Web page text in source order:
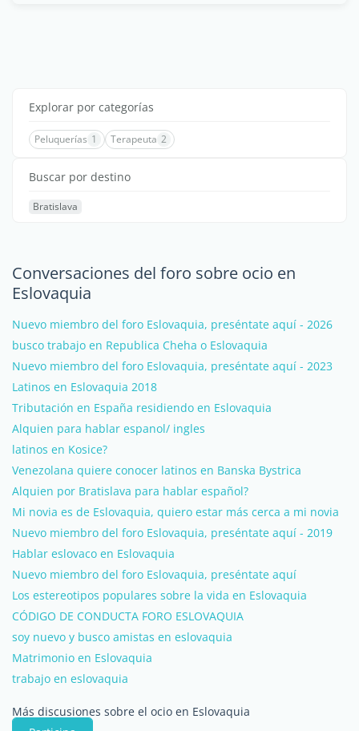
Explorar por categorías
Peluquerías 1 Terapeuta 2
Buscar por destino
Bratislava
Conversaciones del foro sobre ocio en
Eslovaquia
Nuevo miembro del foro Eslovaquia, preséntate aquí - 2026
busco trabajo en Republica Cheha o Eslovaquia
Nuevo miembro del foro Eslovaquia, preséntate aquí - 2023
Latinos en Eslovaquia 2018
Tributación en España residiendo en Eslovaquia
Alquien para hablar espanol/ ingles
latinos en Kosice?
Venezolana quiere conocer latinos en Banska Bystrica
Alquien por Bratislava para hablar español?
Mi novia es de Eslovaquia, quiero estar más cerca a mi novia
Nuevo miembro del foro Eslovaquia, preséntate aquí - 2019
Hablar eslovaco en Eslovaquia
Nuevo miembro del foro Eslovaquia, preséntate aquí
Los estereotipos populares sobre la vida en Eslovaquia
CÓDIGO DE CONDUCTA FORO ESLOVAQUIA
soy nuevo y busco amistas en eslovaquia
Matrimonio en Eslovaquia
trabajo en eslovaquia
Más discusiones sobre el ocio en Eslovaquia